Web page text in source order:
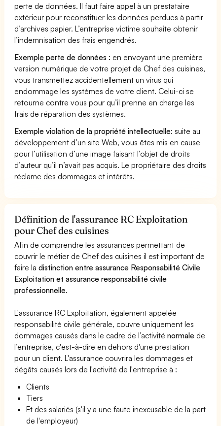
perte de données. Il faut faire appel à un prestataire
extérieur pour reconstituer les données perdues à partir
d’archives papier. L’entreprise victime souhaite obtenir
l’indemnisation des frais engendrés.
Exemple perte de données : en envoyant une première
version numérique de votre projet de Chef des cuisines,
vous transmettez accidentellement un virus qui
endommage les systèmes de votre client. Celui-ci se
retourne contre vous pour qu’il prenne en charge les
frais de réparation des systèmes.
Exemple violation de la propriété intellectuelle: suite au
développement d’un site Web, vous êtes mis en cause
pour l’utilisation d’une image faisant l’objet de droits
d’auteur qu’il n’avait pas acquis. Le propriétaire des droits
réclame des dommages et intérêts.
Définition de l'assurance RC Exploitation
pour Chef des cuisines
Afin de comprendre les assurances permettant de
couvrir le métier de Chef des cuisines il est important de
faire ladistinction entre assurance Responsabilité Civile
Exploitation et assurance responsabilité civile
professionnelle.
L'assurance RC Exploitation, également appelée
responsabilité civile générale, couvre uniquement les
dommages causés dans le cadre de l’activiténormale de
l’entreprise, c'est-à-dire en dehors d'une prestation
pour un client. L'assurance couvrira les dommages et
dégâts causés lors de l'activité de l'entreprise à :
Clients
Tiers
Et des salariés (s'il y a une faute inexcusable de la part
de l'employeur)